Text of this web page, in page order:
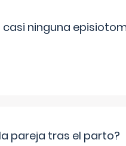
ninguna
pareja tras el parto?